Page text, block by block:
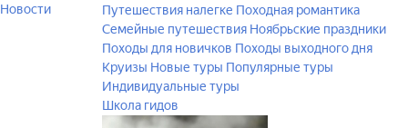
Новости
Путешествия налегке Походная романтика
Семейные путешествия Ноябрьские праздники
Походы для новичков Походы выходного дня
Круизы Новые туры Популярные туры
Индивидуальные туры
Школа гидов